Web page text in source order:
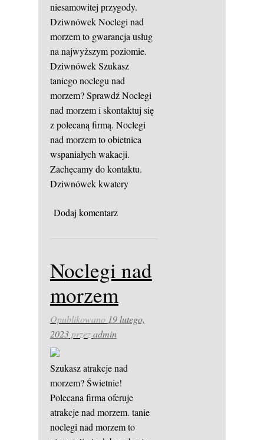
niesamowitej przygody.
DziwnówekNoclegi nad
morzem to gwarancja usług
na najwyższym poziomie.
DziwnówekSzukasz
taniego noclegu nad
morzem? Sprawdź Noclegi
nad morzem i skontaktuj się
z polecaną firmą. Noclegi
nad morzem to obietnica
wspaniałych wakacji.
Zachęcamy do kontaktu.
Dziwnówek kwatery
Dodaj komentarz
Noclegi nad
morzem
Opublikowano 19 lutego,
2023przezadmin
Szukasz atrakcje nad
morzem? Świetnie!
Polecana firma oferuje
atrakcje nad morzem. tanie
noclegi nad morzem to